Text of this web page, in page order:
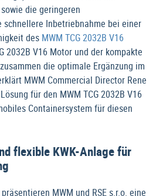
die geringeren
Inbetriebnahme bei einer
des MWM TCG 2032B V16
2032B V16 Motor und der kompakte
die optimale Ergänzung im
MWM Commercial Director Rene
für den MWM TCG 2032B V16
Containersystem für diesen
flexible KWK-Anlage für
präsentieren MWM und RSE s.r.o. eine